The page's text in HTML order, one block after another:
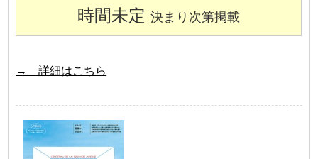
時間未定決まり次第掲載
→ 詳細はこちら